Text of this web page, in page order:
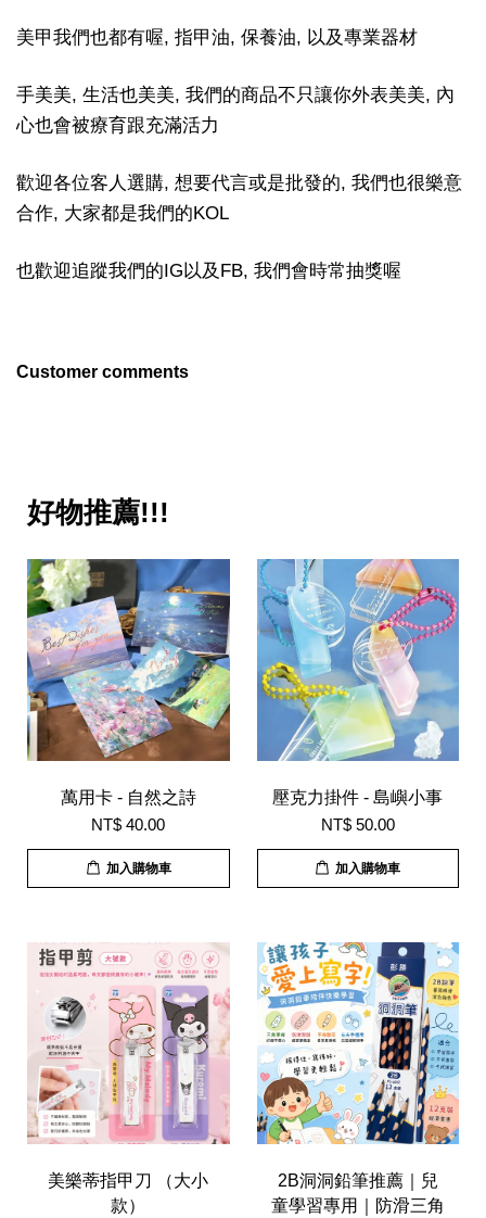
美甲我們也都有喔, 指甲油, 保養油, 以及專業器材
手美美, 生活也美美, 我們的商品不只讓你外表美美, 內
心也會被療育跟充滿活力
歡迎各位客人選購, 想要代言或是批發的, 我們也很樂意
合作, 大家都是我們的KOL
也歡迎追蹤我們的IG以及FB, 我們會時常抽獎喔
Customer comments
好物推薦!!!
萬用卡 - 自然之詩
NT$ 40.00
加入購物車
壓克力掛件 - 島嶼小事
NT$ 50.00
加入購物車
美樂蒂指甲刀 （大小
款）
2B洞洞鉛筆推薦｜兒
童學習專用｜防滑三角